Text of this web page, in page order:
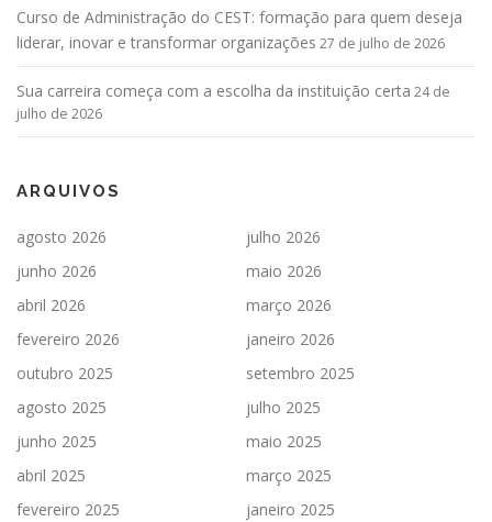
Curso de Administração do CEST: formação para quem deseja
liderar, inovar e transformar organizações 27 de julho de 2026
Sua carreira começa com a escolha da instituição certa 24 de
julho de 2026
ARQUIVOS
agosto 2026
julho 2026
junho 2026
maio 2026
abril 2026
março 2026
fevereiro 2026
janeiro 2026
outubro 2025
setembro 2025
agosto 2025
julho 2025
junho 2025
maio 2025
abril 2025
março 2025
fevereiro 2025
janeiro 2025